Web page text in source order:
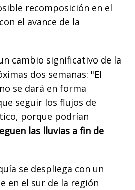
recomposición en el
el avance de la
cambio significativo de la
dos semanas: "El
se dará en forma
seguir los flujos de
porque podrían
las lluvias a fin de
se despliega con un
en el sur de la región